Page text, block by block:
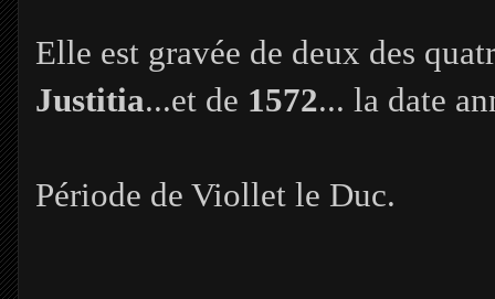
Elle est gravée de deux des
Justitia...et de 1572... la date
Période de Viollet le Duc.